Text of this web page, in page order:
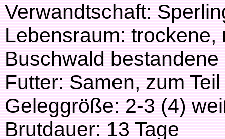
Verwandtschaft:
Lebensraum:
Buschwald bestandene
Futter: Samen, zum
Geleggröße: 2-3 (4)
Brutdauer: 13 Tage